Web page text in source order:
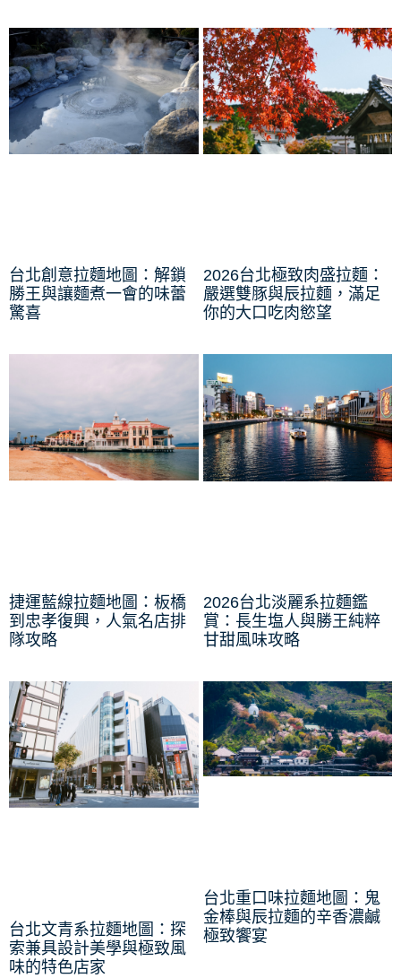
台北創意拉麵地圖：解鎖
勝王與讓麵煮一會的味蕾
驚喜
2026台北極致肉盛拉麵：
嚴選雙豚與辰拉麵，滿足
你的大口吃肉慾望
捷運藍線拉麵地圖：板橋
到忠孝復興，人氣名店排
隊攻略
2026台北淡麗系拉麵鑑
賞：長生塩人與勝王純粹
甘甜風味攻略
台北文青系拉麵地圖：探
索兼具設計美學與極致風
味的特色店家
台北重口味拉麵地圖：鬼
金棒與辰拉麵的辛香濃鹹
極致饗宴